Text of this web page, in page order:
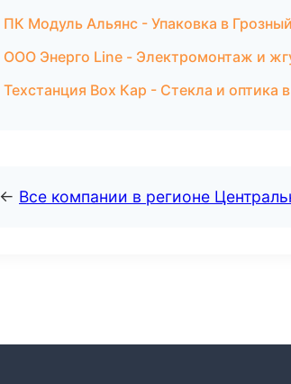
ПК Модуль Альянс - Упаковка в Грозный
ООО Энерго Line - Электромонтаж и
Техстанция Box Кар - Стекла и оптика
← Все компании в регионе